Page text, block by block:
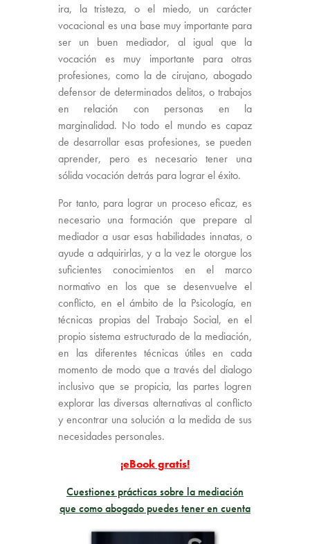
ira, la tristeza, o el miedo, un carácter
vocacional es una base muy importante para
ser un buen mediador, al igual que la
vocación es muy importante para otras
profesiones, como la de cirujano, abogado
defensor de determinados delitos, o trabajos
en relación con personas en la
marginalidad. No todo el mundo es capaz
de desarrollar esas profesiones, se pueden
aprender, pero es necesario tener una
sólida vocación detrás para lograr el éxito.
Por tanto, para lograr un proceso eficaz, es
necesario una formación que prepare al
mediador a usar esas habilidades innatas, o
ayude a adquirirlas, y a la vez le otorgue los
suficientes conocimientos en el marco
normativo en los que se desenvuelve el
conflicto, en el ámbito de la Psicología, en
técnicas propias del Trabajo Social, en el
propio sistema estructurado de la mediación,
en las diferentes técnicas útiles en cada
momento de modo que a través del dialogo
inclusivo que se propicia, las partes logren
explorar las diversas alternativas al conflicto
y encontrar una solución a la medida de sus
necesidades personales.
¡eBook gratis!
Cuestiones prácticas sobre la mediación
que como abogado puedes tener en cuenta